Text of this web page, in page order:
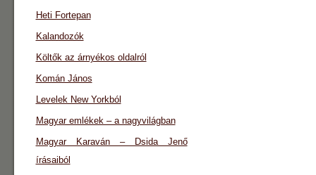
Heti Fortepan
Kalandozók
Költők az árnyékos oldalról
Komán János
Levelek New Yorkból
Magyar emlékek – a nagyvilágban
Magyar Karaván – Dsida Jenő
írásaiból